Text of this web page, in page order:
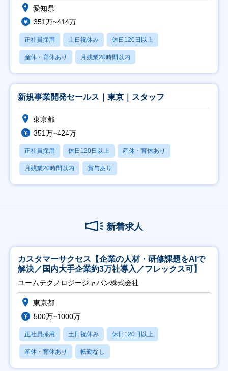
愛知県
351万~414万
正社員採用 土日祝休み 休日120日以上
産休・育休あり 月残業20時間以内
新規事業開発セールス｜東京｜スタッフ
東京都
351万~424万
正社員採用 休日120日以上 産休・育休あり
月残業20時間以内 賞与あり
新着求人
カスタマーサクセス【企業の人材・研修課題をAIで
解決／国内大手企業約3万社導入／フレックス可】
ユームテクノロジージャパン株式会社
東京都
500万~1000万
正社員採用 土日祝休み 休日120日以上
産休・育休あり 転勤なし